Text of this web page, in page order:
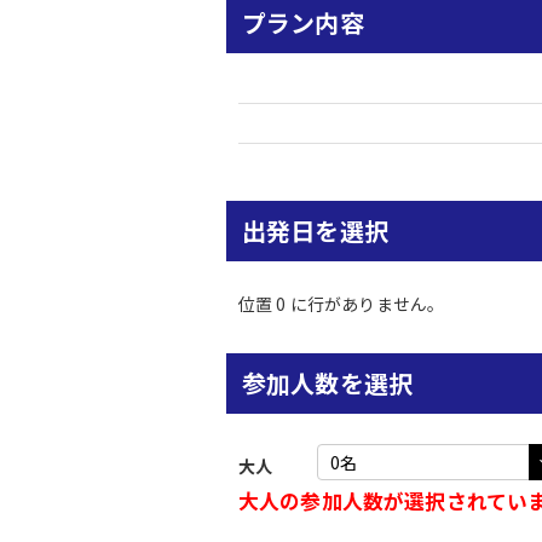
プラン内容
出発日を選択
位置 0 に行がありません。
参加人数を選択
大人
大人の参加人数が選択されてい